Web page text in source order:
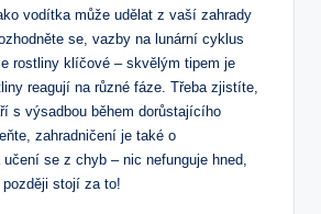
vodítka může udělat z vaší zahrady
se, vazby na lunární cyklus
rostliny klíčové – skvělým tipem je
reagují na různé fáze. Třeba zjistíte,
s výsadbou během dorůstajícího
zahradničení je také o
se z chyb – nic nefunguje hned,
stojí za to!